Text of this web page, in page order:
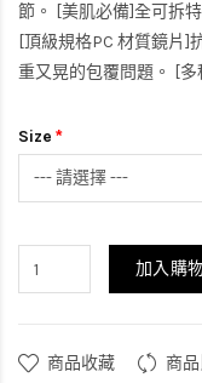
節。 [美肌必備]全可拆
[頂級規格PC 材質鏡片]
重又晃的包覆問題。 [多
Size
加入購
商品收藏 商